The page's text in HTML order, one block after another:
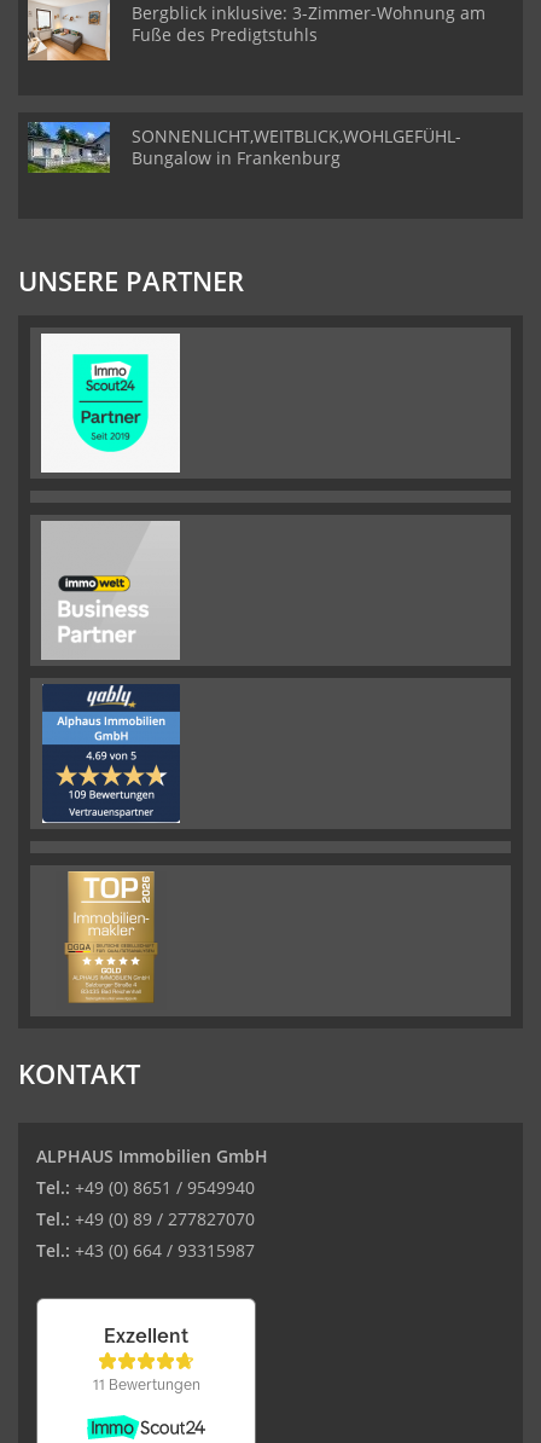
Bergblick inklusive: 3-Zimmer-Wohnung am
Fuße des Predigtstuhls
SONNENLICHT,WEITBLICK,WOHLGEFÜHL-
Bungalow in Frankenburg
UNSERE PARTNER
KONTAKT
ALPHAUS Immobilien GmbH
Tel.: +49 (0) 8651 / 9549940
Tel.: +49 (0) 89 / 277827070
Tel.: +43 (0) 664 / 93315987